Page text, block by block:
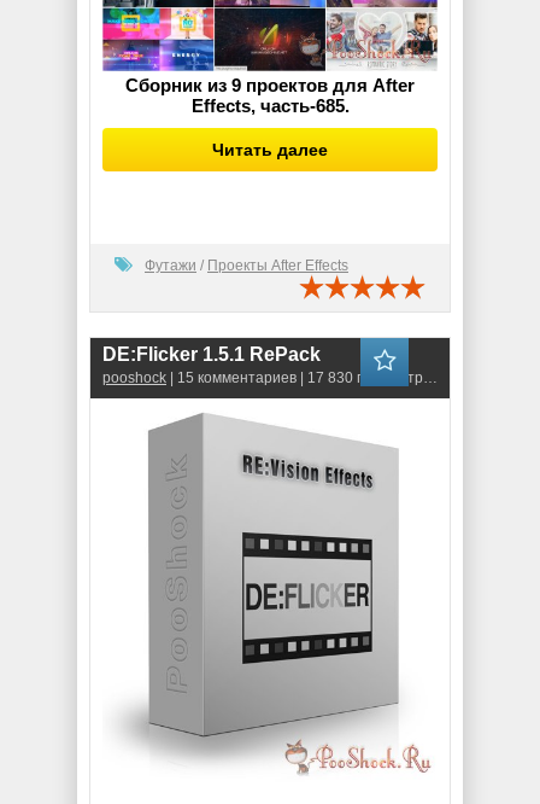
Сборник из 9 проектов для After
Effects, часть-685.
Читать далее
Футажи / Проекты After Effects
DE:Flicker 1.5.1 RePack
pooshock | 15 комментариев | 17 830 просмотров